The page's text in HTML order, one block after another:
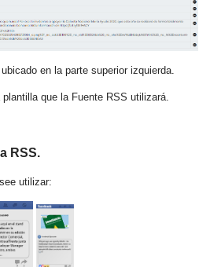
en la parte superior izquierda.
que la Fuente RSS utilizará.
RSS.
utilizar: